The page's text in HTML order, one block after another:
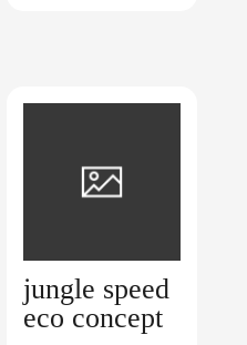
jungle speed
eco concept